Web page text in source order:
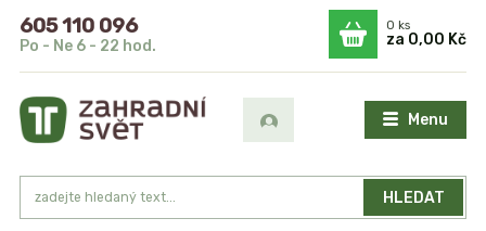
Menu
HLEDAT
605 110 096
Po - Ne 6 - 22 hod.
0ks
za 0,00 Kč